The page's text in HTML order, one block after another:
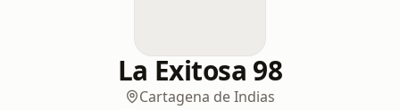
La Exitosa 98
Cartagena de Indias